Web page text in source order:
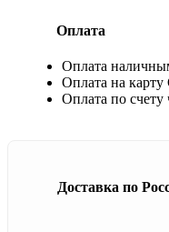
Оплата
Оплата
Оплата на
Оплата по счету
Доставка по